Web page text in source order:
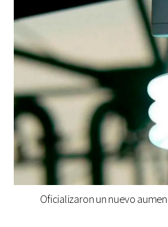
Oficializaron un nuevo